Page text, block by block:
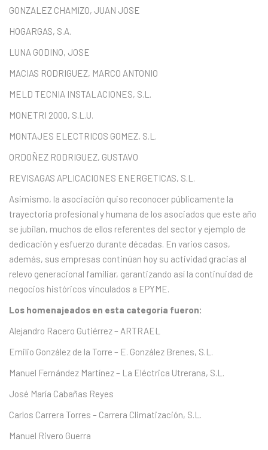
GONZALEZ CHAMIZO, JUAN JOSE
HOGARGAS, S.A.
LUNA GODINO, JOSE
MACIAS RODRIGUEZ, MARCO ANTONIO
MELD TECNIA INSTALACIONES, S.L.
MONETRI 2000, S.L.U.
MONTAJES ELECTRICOS GOMEZ, S.L.
ORDOÑEZ RODRIGUEZ, GUSTAVO
REVISAGAS APLICACIONES ENERGETICAS, S.L.
Asimismo, la asociación quiso reconocer públicamente la
trayectoria profesional y humana de los asociados que este año
se jubilan, muchos de ellos referentes del sector y ejemplo de
dedicación y esfuerzo durante décadas. En varios casos,
además, sus empresas continúan hoy su actividad gracias al
relevo generacional familiar, garantizando así la continuidad de
negocios históricos vinculados a EPYME.
Los homenajeados en esta categoría fueron:
Alejandro Racero Gutiérrez – ARTRAEL
Emilio González de la Torre – E. González Brenes, S.L.
Manuel Fernández Martínez – La Eléctrica Utrerana, S.L.
José María Cabañas Reyes
Carlos Carrera Torres – Carrera Climatización, S.L.
Manuel Rivero Guerra